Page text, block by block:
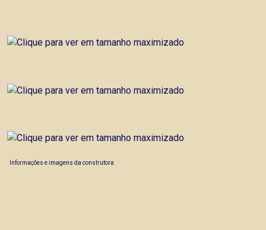
Informações e imagens da construtora